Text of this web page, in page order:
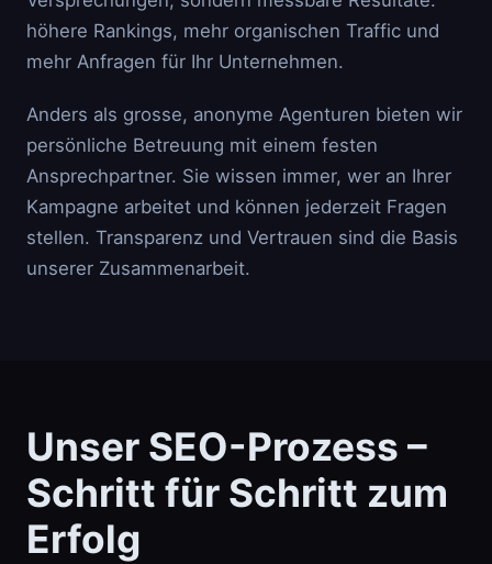
höhere Rankings, mehr organischen Traffic und
mehr Anfragen für Ihr Unternehmen.
Anders als grosse, anonyme Agenturen bieten wir
persönliche Betreuung mit einem festen
Ansprechpartner. Sie wissen immer, wer an Ihrer
Kampagne arbeitet und können jederzeit Fragen
stellen. Transparenz und Vertrauen sind die Basis
unserer Zusammenarbeit.
Unser SEO-Prozess –
Schritt für Schritt zum
Erfolg